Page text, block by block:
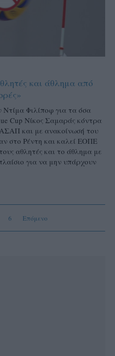
και άθλημα από
Ντίμα Φιλίποφ για τα όσα
Cup Νίκος Σαμαράς κόντρα
και με ανακοίνωσή του
στο Ρέντη και καλεί ΕΟΠΕ
αθλητές και το άθλημα με
για να μην υπάρχουν
6 Επόμενο